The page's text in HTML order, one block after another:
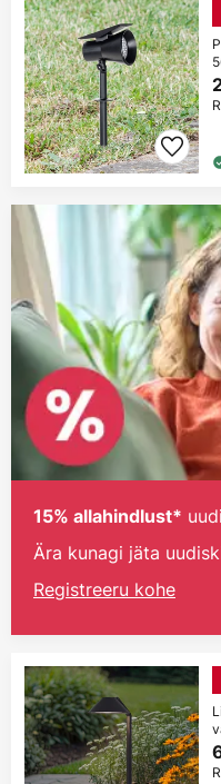
15% allahindlust*
Ära kunagi jäta
Registreeru kohe